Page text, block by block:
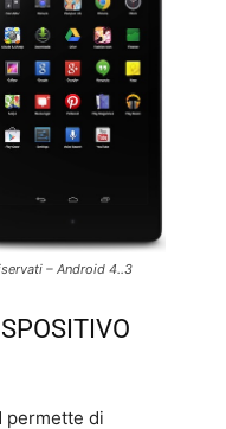
– Android 4..3
permette di